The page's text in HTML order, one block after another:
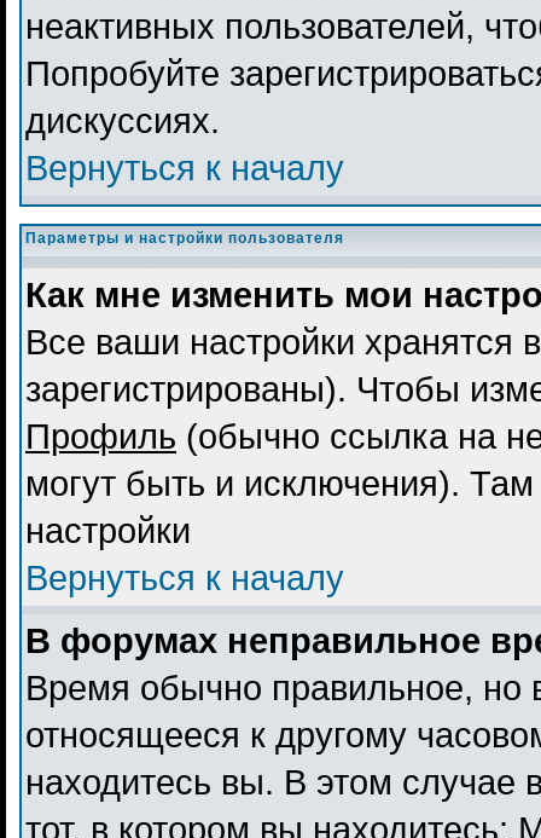
неактивных пользователей,
Попробуйте
дискуссиях.
Вернуться к началу
Параметры и настройки пользователя
Как мне изменить мои
Все ваши настройки хранятся
зарегистрированы). Чтобы
Профиль (обычно ссылка на
могут быть и исключения).
настройки
Вернуться к началу
В форумах неправильное
Время обычно правильное, но
относящееся к другому
находитесь вы. В этом случае
тот, в котором вы находитесь: